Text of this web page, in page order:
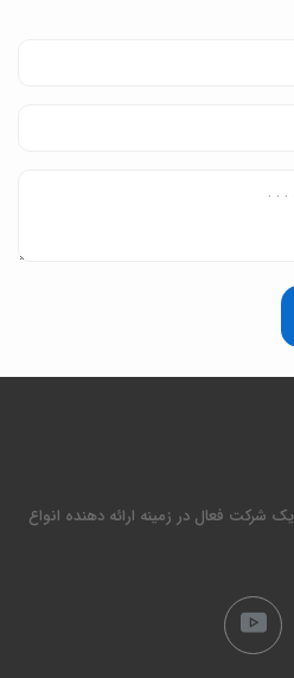
شرکت فعال در زمینه ارائه دهنده انواع